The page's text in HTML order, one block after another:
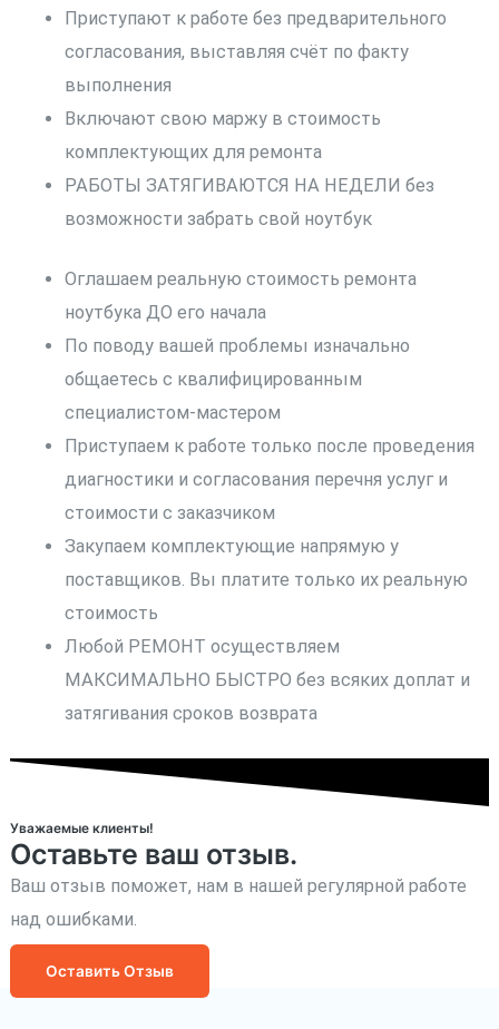
Приступают к работе без предварительного
согласования, выставляя счёт по факту
выполнения
Включают свою маржу в стоимость
комплектующих для ремонта
РАБОТЫ ЗАТЯГИВАЮТСЯ НА НЕДЕЛИ без
возможности забрать свой ноутбук
Оглашаем реальную стоимость ремонта
ноутбука ДО его начала
По поводу вашей проблемы изначально
общаетесь с квалифицированным
специалистом-мастером
Приступаем к работе только после проведения
диагностики и согласования перечня услуг и
стоимости с заказчиком
Закупаем комплектующие напрямую у
поставщиков. Вы платите только их реальную
стоимость
Любой РЕМОНТ осуществляем
МАКСИМАЛЬНО БЫСТРО без всяких доплат и
затягивания сроков возврата
Уважаемые клиенты!
Оставьте ваш отзыв.
Ваш отзыв поможет, нам в нашей регулярной работе
над ошибками.
Оставить Отзыв